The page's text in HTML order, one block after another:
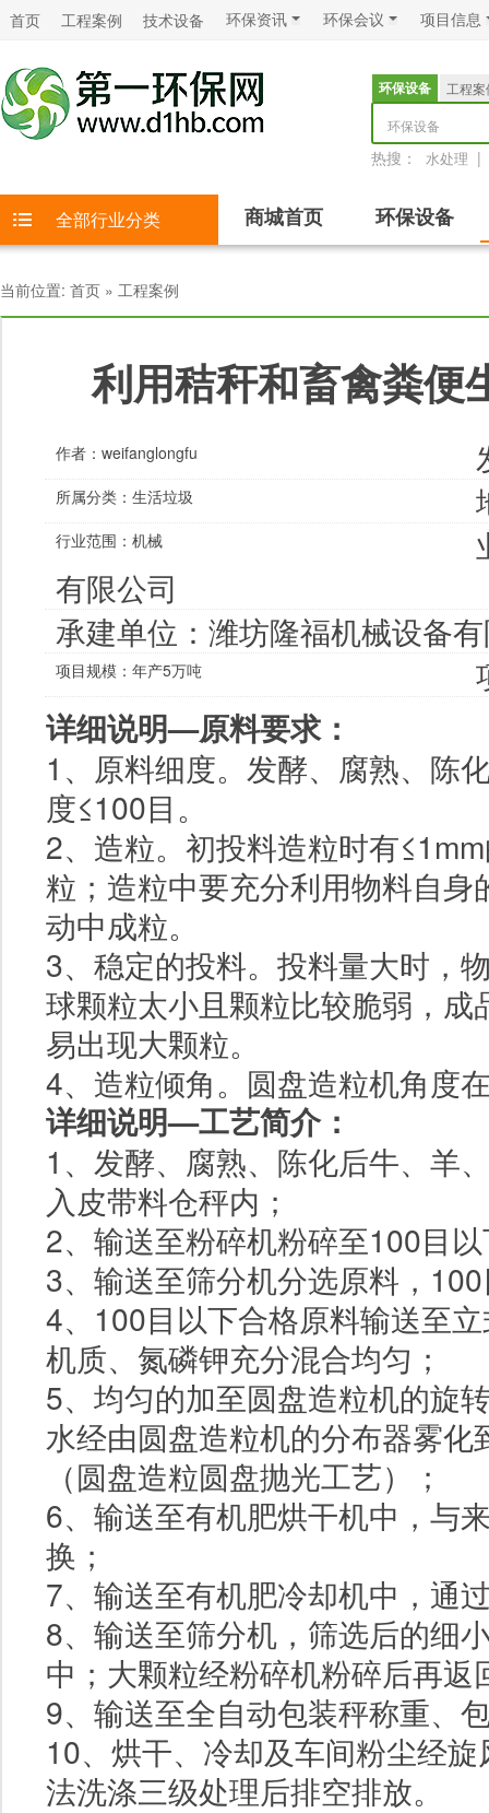
首页 工程案例 技术设备 环保资讯 环保会议 项目信息
环保设备
工程案
环保设备
热搜： 水处理 |
全部行业分类 商城首页 环保设备
当前位置: 首页 » 工程案例
利用秸秆和畜禽粪便
作者： weifanglongfu
所属分类： 生活垃圾
行业范围： 机械
有限公司
承建单位： 潍坊隆福机械设备
项目规模：年产5万吨
详细说明—原料要求：
1、原料细度。发酵、腐熟、陈
度≤100目。
2、造粒。初投料造粒时有≤1mm
粒；造粒中要充分利用物料自
动中成粒。
3、稳定的投料。投料量大时，
球颗粒太小且颗粒比较脆弱，
易出现大颗粒。
4、造粒倾角。圆盘造粒机角度
详细说明—工艺简介：
1、发酵、腐熟、陈化后牛、羊
入皮带料仓秤内；
2、输送至粉碎机粉碎至100目
3、输送至筛分机分选原料， 100
4、 100目以下合格原料输送至
机质、氮磷钾充分混合均匀；
5、均匀的加至圆盘造粒机的旋
水经由圆盘造粒机的分布器雾
（圆盘造粒圆盘抛光工艺）；
6、输送至有机肥烘干机中，与
换；
7、输送至有机肥冷却机中，通
8、输送至筛分机，筛选后的细
中；大颗粒经粉碎机粉碎后再返
9、输送至全自动包装秤称重、
10、烘干、冷却及车间粉尘经
法洗涤三级处理后排空排放。